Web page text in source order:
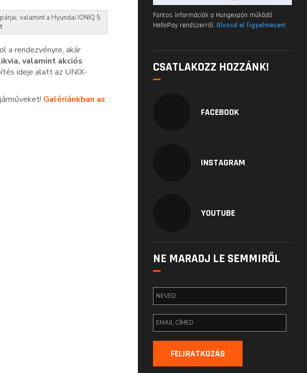
valamint a Hyundai IONIQ 5
a rendezvényre, akár
valamint akciós
ideje alatt az UNIX-
Galériánkban az
Fontos információk a Hungexpón működő
HelloPay rendszerről. Olvasd el figyelmesen!
CSATLAKOZZ HOZZÁNK!
FACEBOOK
INSTAGRAM
YOUTUBE
NE MARADJ LE SEMMIRŐL